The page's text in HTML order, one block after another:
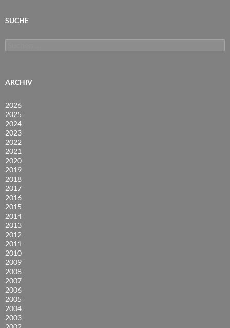
SUCHE
nach:
ARCHIV
2026
2025
2024
2023
2022
2021
2020
2019
2018
2017
2016
2015
2014
2013
2012
2011
2010
2009
2008
2007
2006
2005
2004
2003